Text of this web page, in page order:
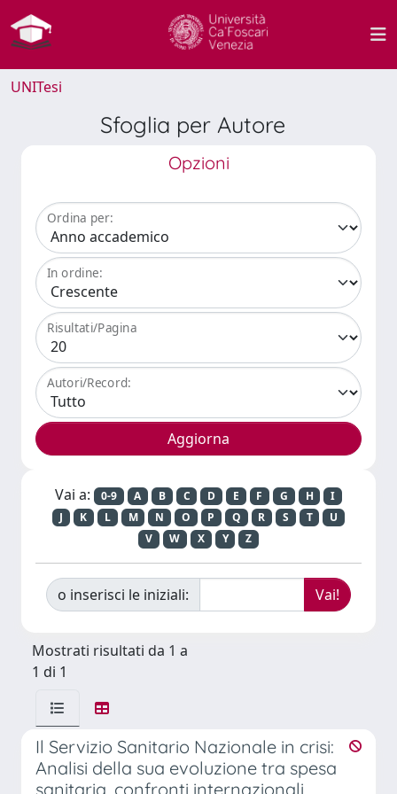
UNITesi
Sfoglia per Autore
Opzioni
Ordina per:
In ordine:
Risultati/Pagina
Autori/Record:
Vai a: 0-9 A B C D E F G H
I
J
K L M N O P Q R S T
U
V
W X Y Z
o inserisci le iniziali:
Mostrati risultati da 1 a
1 di 1
Il Servizio Sanitario Nazionale in crisi:
Analisi della sua evoluzione tra spesa
sanitaria, confronti internazionali,